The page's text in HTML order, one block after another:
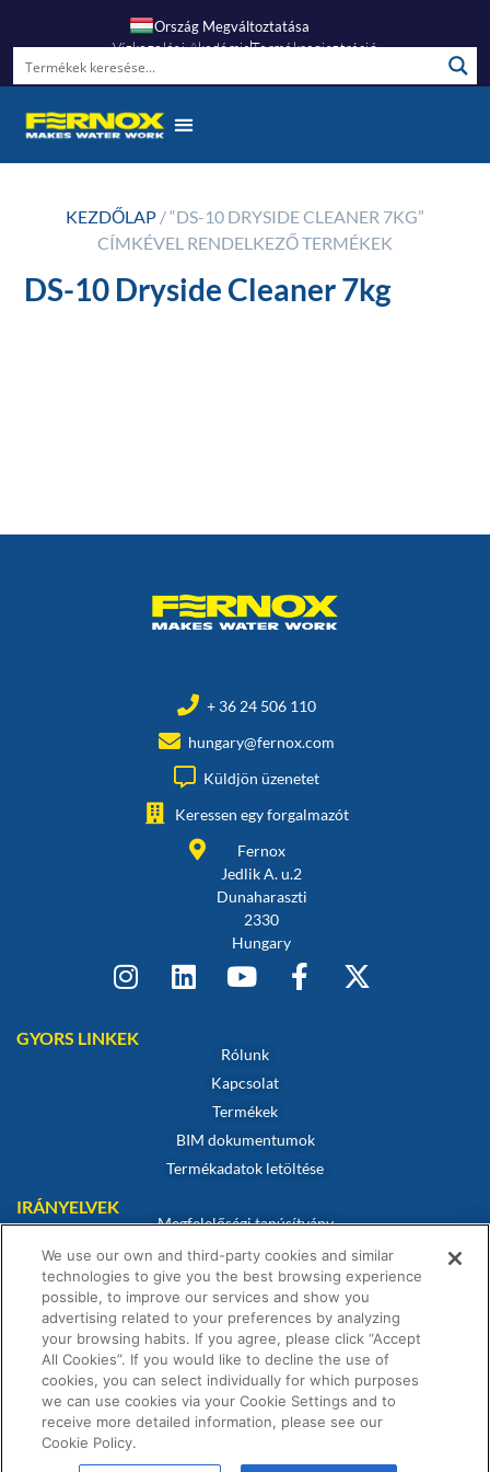
Ország Megváltoztatása
Vízkezelési AkadémiaTermékregisztráció
KEZDŐLAP / “DS-10 DRYSIDE CLEANER 7KG”
CÍMKÉVEL RENDELKEZŐ TERMÉKEK
DS-10 Dryside Cleaner 7kg
+ 36 24 506 110
hungary@fernox.com
Küldjön üzenetet
Keressen egy forgalmazót
Fernox
Jedlik A. u.2
Dunaharaszti
2330
Hungary
GYORS LINKEK
Rólunk
Kapcsolat
Termékek
BIM dokumentumok
Termékadatok letöltése
IRÁNYELVEK
Megfelelőségi tanúsítvány
Sütikre vonatkozó szabályzat
Jogi nyilatkozat
Adatvédelmi irányelvek
Értékesítési feltételek
Garanciális nyilatkozat
We use our own and third-party cookies and similar
technologies to give you the best browsing experience
possible, to improve our services and show you
advertising related to your preferences by analyzing
your browsing habits. If you agree, please click “Accept
All Cookies”. If you would like to decline the use of
cookies, you can select individually for which purposes
we can use cookies via your Cookie Settings and to
receive more detailed information, please see our
Cookie Policy.